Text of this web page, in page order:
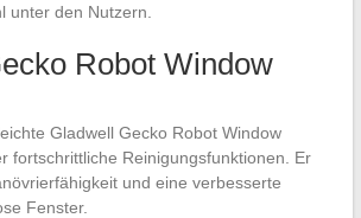
unter den Nutzern.
Robot Window
Gladwell Gecko Robot Window
fortschrittliche Reinigungsfunktionen. Er
und eine verbesserte
Fenster.